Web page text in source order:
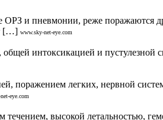
и пневмонии, реже поражаются
[…] www.sky-net-eye.com
интоксикацией и
поражением легких, нервной
eye.com
высокой летальностью,